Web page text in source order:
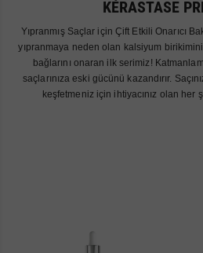
KÉRASTASE
Yıpranmış Saçlar için Çift Etkili Onarıcı
yıpranmaya neden olan kalsiyum
bağlarını onaran ilk serimiz!
saçlarınıza eski gücünü kazandırır.
keşfetmeniz için ihtiyacınız olan